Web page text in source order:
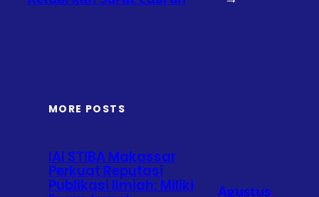
MORE POSTS
IAI STIBA Makassar
Perkuat Reputasi
Publikasi Ilmiah: Miliki
Agustus